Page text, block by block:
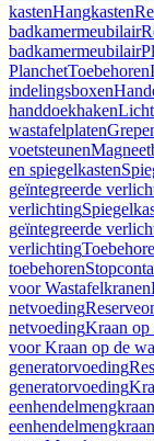
kastenHangkasten
badkamermeubilair
badkamermeubilair
PlanchetToebehoren
indelingsboxen
handdoekhaken
wastafelplaten
voetsteunen
en spiegelkasten
geïntegreerde
verlichting
geïntegreerde
verlichting
toebehoren
voor Wastafelkranen
netvoeding
netvoedingKraan op
voor Kraan op de
generatorvoeding
generatorvoeding
eenhendelmengkraan
eenhendelmengkraan